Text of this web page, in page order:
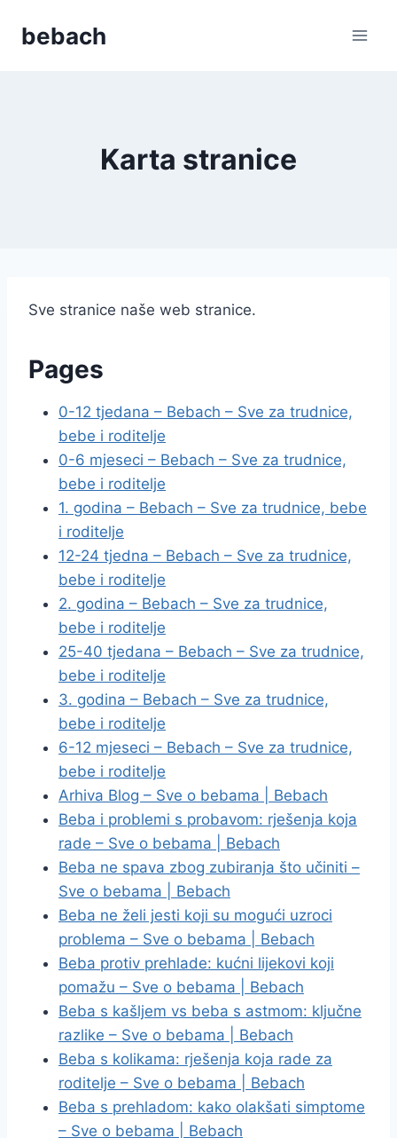
bebach
Karta stranice
Sve stranice naše web stranice.
Pages
0-12 tjedana – Bebach – Sve za trudnice,
bebe i roditelje
0-6 mjeseci – Bebach – Sve za trudnice,
bebe i roditelje
1. godina – Bebach – Sve za trudnice, bebe
i roditelje
12-24 tjedna – Bebach – Sve za trudnice,
bebe i roditelje
2. godina – Bebach – Sve za trudnice,
bebe i roditelje
25-40 tjedana – Bebach – Sve za trudnice,
bebe i roditelje
3. godina – Bebach – Sve za trudnice,
bebe i roditelje
6-12 mjeseci – Bebach – Sve za trudnice,
bebe i roditelje
Arhiva Blog – Sve o bebama | Bebach
Beba i problemi s probavom: rješenja koja
rade – Sve o bebama | Bebach
Beba ne spava zbog zubiranja što učiniti –
Sve o bebama | Bebach
Beba ne želi jesti koji su mogući uzroci
problema – Sve o bebama | Bebach
Beba protiv prehlade: kućni lijekovi koji
pomažu – Sve o bebama | Bebach
Beba s kašljem vs beba s astmom: ključne
razlike – Sve o bebama | Bebach
Beba s kolikama: rješenja koja rade za
roditelje – Sve o bebama | Bebach
Beba s prehladom: kako olakšati simptome
– Sve o bebama | Bebach